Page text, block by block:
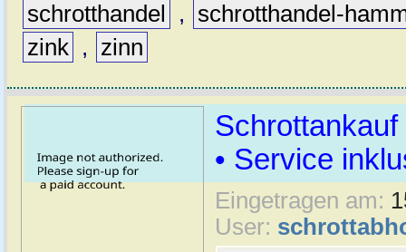
schrotthandel
,
schrotthandel-
zink , zinn
Schrottankauf
• Service
Eingetragen am:
User: